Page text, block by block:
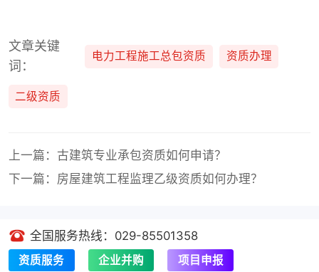
文章关键
词：
电力工程施工总包资质 资质办理
二级资质
上一篇：古建筑专业承包资质如何申请？
下一篇：房屋建筑工程监理乙级资质如何办理？
全国服务热线：029-85501358
资质服务 企业并购 项目申报